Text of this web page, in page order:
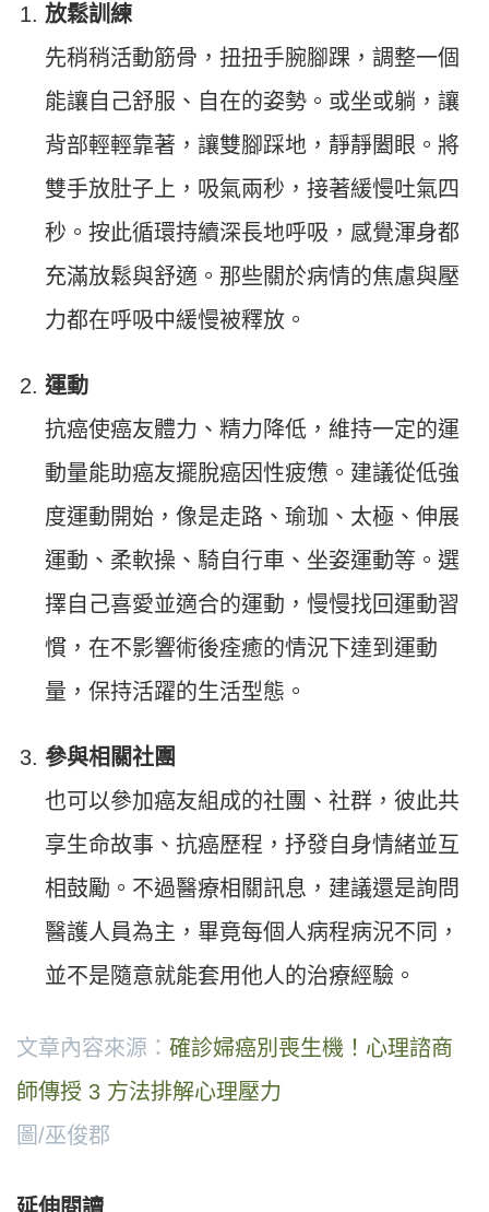
放鬆訓練
先稍稍活動筋骨，扭扭手腕腳踝，調整一個
能讓自己舒服、自在的姿勢。或坐或躺，讓
背部輕輕靠著，讓雙腳踩地，靜靜闔眼。將
雙手放肚子上，吸氣兩秒，接著緩慢吐氣四
秒。按此循環持續深長地呼吸，感覺渾身都
充滿放鬆與舒適。那些關於病情的焦慮與壓
力都在呼吸中緩慢被釋放。
運動
抗癌使癌友體力、精力降低，維持一定的運
動量能助癌友擺脫癌因性疲憊。建議從低強
度運動開始，像是走路、瑜珈、太極、伸展
運動、柔軟操、騎自行車、坐姿運動等。選
擇自己喜愛並適合的運動，慢慢找回運動習
慣，在不影響術後痊癒的情況下達到運動
量，保持活躍的生活型態。
參與相關社團
也可以參加癌友組成的社團、社群，彼此共
享生命故事、抗癌歷程，抒發自身情緒並互
相鼓勵。不過醫療相關訊息，建議還是詢問
醫護人員為主，畢竟每個人病程病況不同，
並不是隨意就能套用他人的治療經驗。
文章內容來源： 確診婦癌別喪生機！心理諮商
師傳授 3 方法排解心理壓力
圖/巫俊郡
延伸閱讀